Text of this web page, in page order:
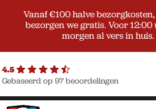
Vanaf €100 halve
bezorgen we gratis. Voor 12:00
morgen al vers in huis.
4.5
Gebaseerd op 97 beoordelingen
Ga
Ga